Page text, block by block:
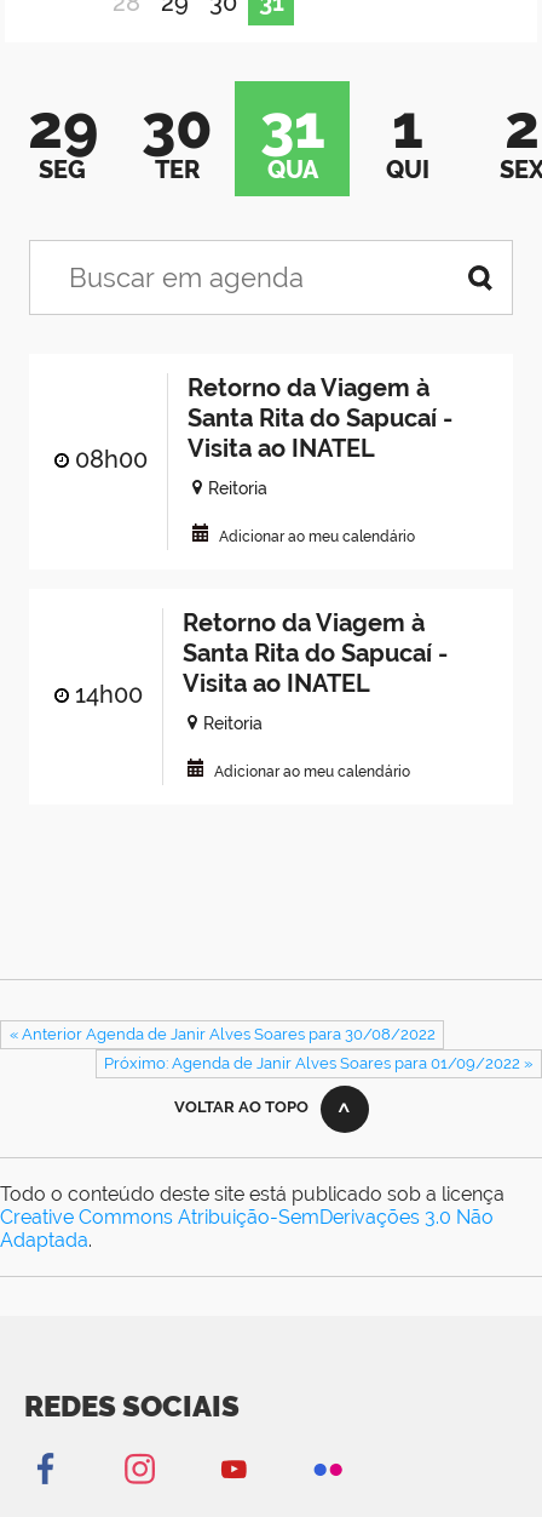
29
SEG
30
TER
31
QUA
1
QUI
2
08h00
Retorno da Viagem à
Santa Rita do Sapucaí -
Visita ao INATEL
Reitoria
Adicionar ao meu calendário
14h00
Retorno da Viagem à
Santa Rita do Sapucaí -
Visita ao INATEL
Reitoria
Adicionar ao meu calendário
« Anterior Agenda de Janir Alves Soares para 30/08/2022
Próximo: Agenda de Janir Alves Soares para 01/09/2022 »
VOLTAR AO TOPO
Todo o conteúdo deste site está publicado sob a licença
Creative Commons Atribuição-SemDerivações 3.0 Não
Adaptada.
REDES SOCIAIS